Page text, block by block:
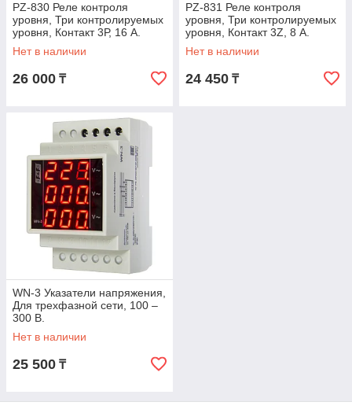
PZ-830 Реле контроля
уровня, Три контролируемых
уровня, Контакт 3Р, 16 А.
Нет в наличии
26 000 ₸
PZ-831 Реле контроля
уровня, Три контролируемых
уровня, Контакт 3Z, 8 А.
Может применяться для
контроля жидкос
Нет в наличии
24 450 ₸
WN-3 Указатели напряжения,
Для трехфазной сети, 100 –
300 В.
Нет в наличии
25 500 ₸